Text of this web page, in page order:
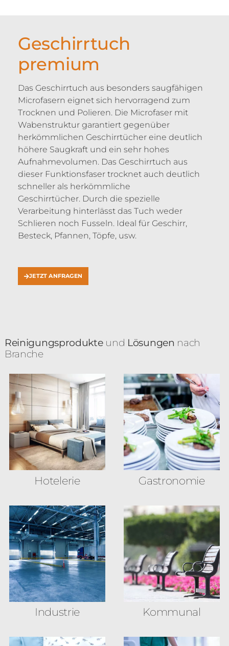
Geschirrtuch
premium
Das Geschirrtuch aus besonders saugfähigen
Microfasern eignet sich hervorragend zum
Trocknen und Polieren. Die Microfaser mit
Wabenstruktur garantiert gegenüber
herkömmlichen Geschirrtücher eine deutlich
höhere Saugkraft und ein sehr hohes
Aufnahmevolumen. Das Geschirrtuch aus
dieser Funktionsfaser trocknet auch deutlich
schneller als herkömmliche
Geschirrtücher. Durch die spezielle
Verarbeitung hinterlässt das Tuch weder
Schlieren noch Fusseln. Ideal für Geschirr,
Besteck, Pfannen, Töpfe, usw.
JETZT ANFRAGEN
Reinigungsprodukteund Lösungen nach
Branche
Hotelerie Gastronomie
Industrie Kommunal